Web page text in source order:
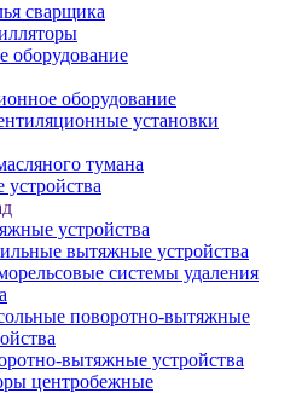
сварщика
оборудование
оборудование
установки
тумана
устройства
вытяжные устройства
системы удаления
поворотно-вытяжные
вытяжные устройства
центробежные